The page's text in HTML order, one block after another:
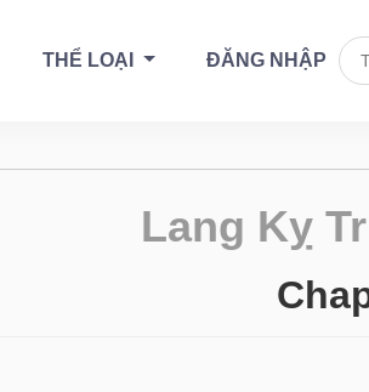
THỂ LOẠI ĐĂNG NHẬP
Lang Kỵ